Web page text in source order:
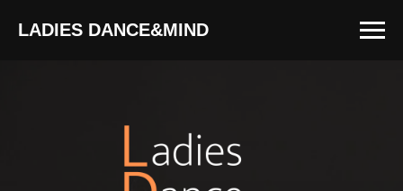
LADIES DANCE&MIND